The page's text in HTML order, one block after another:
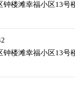
钟楼滩幸福小区13号
钟楼滩幸福小区13号